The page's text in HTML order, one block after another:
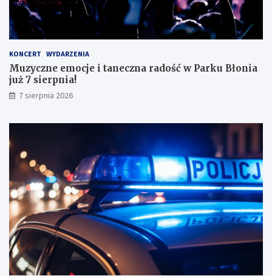
n
a
ł
m
i
w
y
k
a
m
KONCERT WYDARZENIA
Muzyczne emocje i taneczna radość w Parku Błonia
już 7 sierpnia!
7 sierpnia 2026